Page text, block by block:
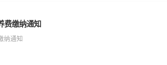
费缴纳通知
纳通知